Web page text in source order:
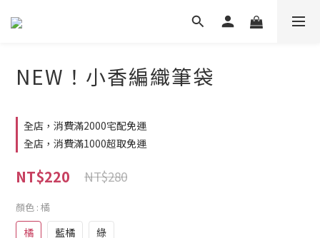
NEW！小香編織筆袋
全店，消費滿2000宅配免運
全店，消費滿1000超取免運
NT$220 NT$280
顏色 : 橘
橘 藍橘 綠